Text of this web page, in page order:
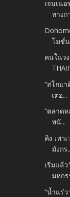
เจนเน
ทางก
โมชั่น
คนในว
“สโกม
เตอ...
“ตลาด
พนั...
คิง เพา
มังกร
เริ่มแล้
มหกร
“น้ำแร่ว